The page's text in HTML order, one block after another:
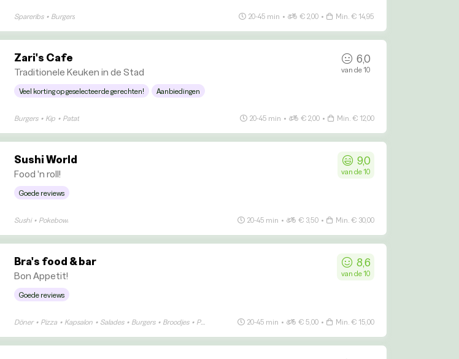
Spareribs • Burgers 20-45 min • € 2,00 • Min. € 14,95
Zari's Cafe
Traditionele Keuken in de Stad
6,0
van de 10
Veel korting op geselecteerde gerechten! Aanbiedingen
Burgers • Kip • Patat 20-45 min • € 2,00 • Min. € 12,00
Sushi World
Food 'n roll!
9,0
van de 10
Goede reviews
Sushi • Pokebowl 20-45 min • € 3,50 • Min. € 30,00
Bra's food & bar
Bon Appetit!
8,6
van de 10
Goede reviews
Döner • Pizza • Kapsalon • Salades • Burgers • Broodjes • Patat 20-45 min • € 5,00 • Min. € 15,00